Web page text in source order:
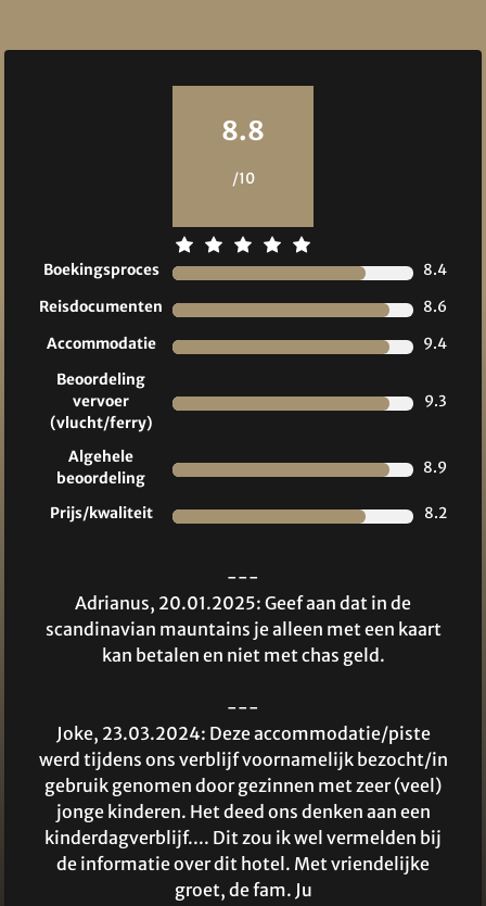
8.8
/10
Boekingsproces
8.4
Reisdocumenten
8.6
Accommodatie
9.4
Beoordeling
vervoer
(vlucht/ferry)
9.3
Algehele
beoordeling
8.9
Prijs/kwaliteit 8.2
---
Adrianus, 20.01.2025: Geef aan dat in de
scandinavian mauntains je alleen met een kaart
kan betalen en niet met chas geld.
---
Joke, 23.03.2024: Deze accommodatie/piste
werd tijdens ons verblijf voornamelijk bezocht/in
gebruik genomen door gezinnen met zeer (veel)
jonge kinderen. Het deed ons denken aan een
kinderdagverblijf.... Dit zou ik wel vermelden bij
de informatie over dit hotel. Met vriendelijke
groet, de fam. Ju